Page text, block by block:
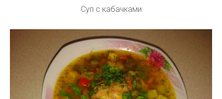
Суп с кабачками